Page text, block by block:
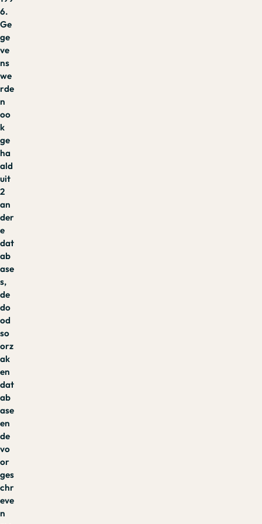
6.
Ge
ge
ve
ns
we
rde
n
oo
k
ge
ha
ald
uit
2
an
der
e
dat
ab
ase
s,
de
do
od
so
orz
ak
en
dat
ab
ase
en
de
vo
or
ges
chr
eve
n